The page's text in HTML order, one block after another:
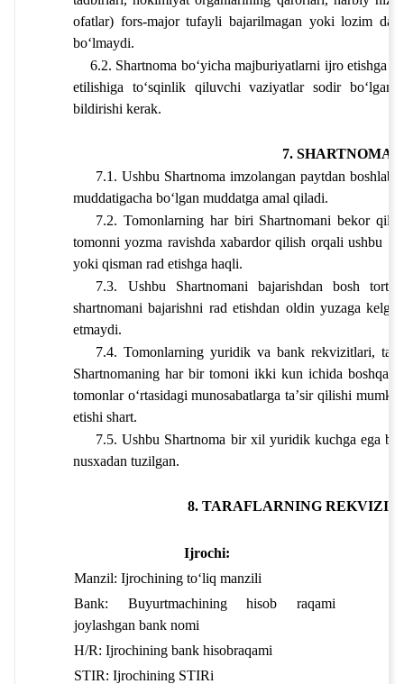
ofatlar) fors-major tufayli bajarilmagan yoki lozim
boʻlmaydi.
6.2. Shartnoma boʻyicha majburiyatlarni ijro etishga
etilishiga toʻsqinlik qiluvchi vaziyatlar sodir
bildirishi kerak.
7. SHARTNOMA
7.1. Ushbu Shartnoma imzolangan paytdan
muddatigacha boʻlgan muddatga amal qiladi.
7.2. Tomonlarning har biri Shartnomani bekor
tomonni yozma ravishda xabardor qilish orqali ushbu
yoki qisman rad etishga haqli.
7.3. Ushbu Shartnomani bajarishdan bosh
shartnomani bajarishni rad etishdan oldin yuzaga
etmaydi.
7.4. Tomonlarning yuridik va bank rekvizitlari,
Shartnomaning har bir tomoni ikki kun ichida boshqa
tomonlar oʻrtasidagi munosabatlarga taʼsir qilishi
etishi shart.
7.5. Ushbu Shartnoma bir xil yuridik kuchga ega
nusxadan tuzilgan.
8. TARAFLARNING
Ijrochi:
Manzil: Ijrochining to‘liq manzili
Bank: Buyurtmachining hisob raqami
joylashgan bank nomi
H/R: Ijrochining bank hisobraqami
STIR: Ijrochining STIRi